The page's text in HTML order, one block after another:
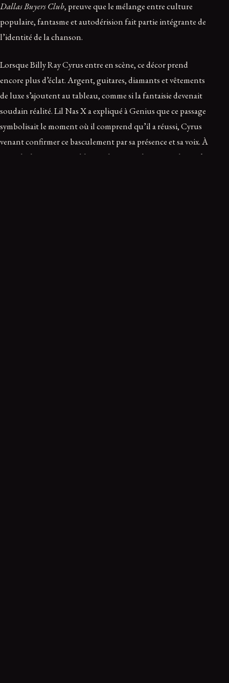
Dallas Buyers Club, preuve que le mélange entre culture
populaire, fantasme et autodérision fait partie intégrante de
l’identité de la chanson.
Lorsque Billy Ray Cyrus entre en scène, ce décor prend
encore plus d’éclat. Argent, guitares, diamants et vêtements
de luxe s’ajoutent au tableau, comme si la fantaisie devenait
soudain réalité. Lil Nas X a expliqué à Genius que ce passage
symbolisait le moment où il comprend qu’il a réussi, Cyrus
venant confirmer ce basculement par sa présence et sa voix. À
ce stade, la réussite semble sans limite, et il ne reste plus qu’à